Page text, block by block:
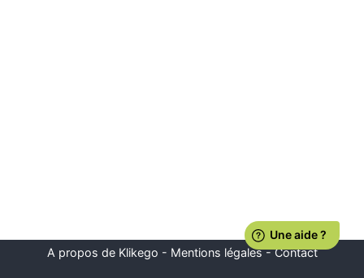
A propos de Klikego - Mentions légales-Contact